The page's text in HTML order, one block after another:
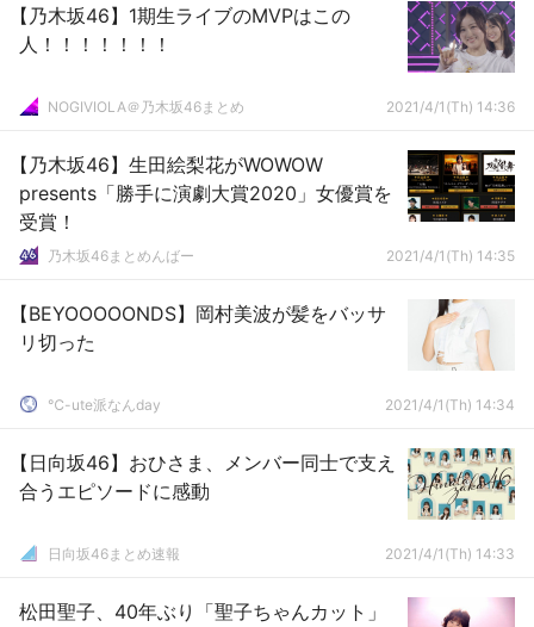
【乃木坂46】1期生ライブのMVPはこの
人！！！！！！！
NOGIVIOLA＠乃木坂46まとめ 2021/4/1(Th) 14:36
【乃木坂46】生田絵梨花がWOWOW
presents「勝手に演劇大賞2020」女優賞を
受賞！
乃木坂46まとめんばー 2021/4/1(Th) 14:35
【BEYOOOOONDS】岡村美波が髪をバッサ
リ切った
℃-ute派なんday 2021/4/1(Th) 14:34
【日向坂46】おひさま、メンバー同士で支え
合うエピソードに感動
日向坂46まとめ速報 2021/4/1(Th) 14:33
松田聖子、40年ぶり「聖子ちゃんカット」